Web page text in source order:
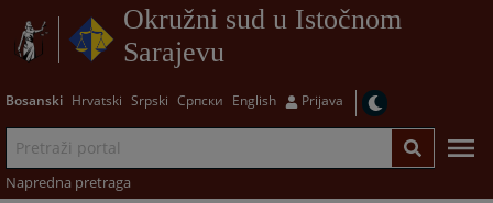
Okružni sud u Istočnom
Sarajevu
Bosanski Hrvatski Srpski Српски English Prijava
Napredna pretraga